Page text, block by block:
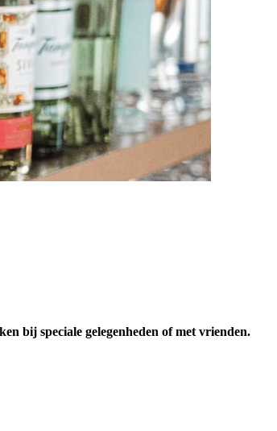
bij speciale gelegenheden of met vrienden.